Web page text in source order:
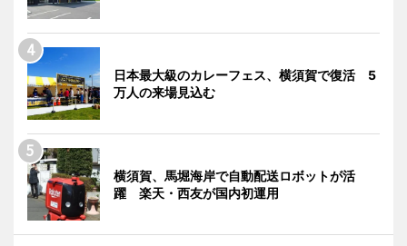
日本最大級のカレーフェス、横須賀で復活 5
万人の来場見込む
横須賀、馬堀海岸で自動配送ロボットが活
躍 楽天・西友が国内初運用